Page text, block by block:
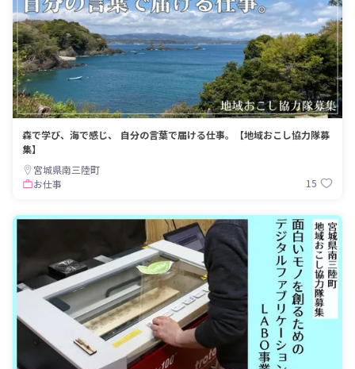
森で学び、海で感じ、 自分の言葉で届ける仕事。【地域おこし協力隊募
集】
宮城県南三陸町
お仕事
15